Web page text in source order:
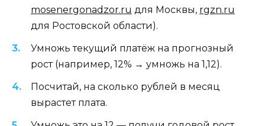
mosenergonadzor.ru для Москвы, rgzn.ru
для Ростовской области).
Умножь текущий платёж на прогнозный
рост (например, 12% → умножь на 1,12).
Посчитай, на сколько рублей в месяц
вырастет плата.